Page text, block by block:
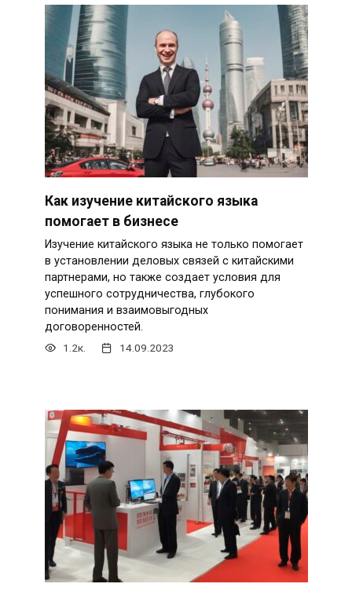
Как изучение китайского языка
помогает в бизнесе
Изучение китайского языка не только помогает
в установлении деловых связей с китайскими
партнерами, но также создает условия для
успешного сотрудничества, глубокого
понимания и взаимовыгодных
договоренностей.
1.2к. 14.09.2023